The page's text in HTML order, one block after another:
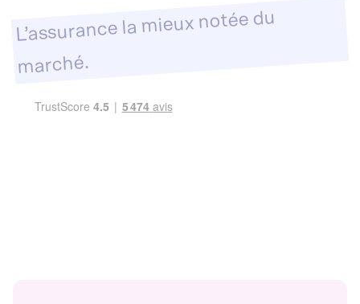
L’assurance la mieux notée du
marché.